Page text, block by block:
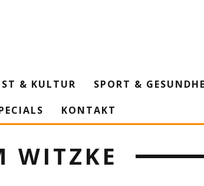
& KULTUR SPORT &
KONTAKT
WITZKE